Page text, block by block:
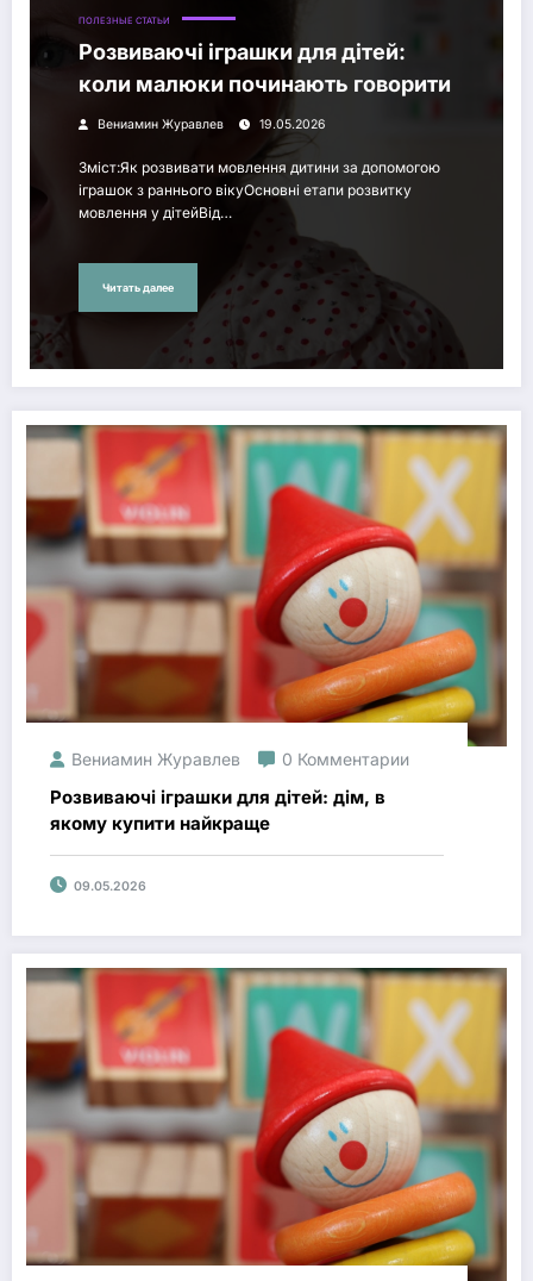
ПОЛЕЗНЫЕ СТАТЬИ
Розвиваючі іграшки для дітей:
коли малюки починають говорити
Вениамин Журавлев 19.05.2026
Зміст:Як розвивати мовлення дитини за допомогою
іграшок з раннього вікуОсновні етапи розвитку
мовлення у дітейВід…
Читать далее
Вениамин Журавлев 0 Комментарии
Розвиваючі іграшки для дітей: дім, в
якому купити найкраще
09.05.2026